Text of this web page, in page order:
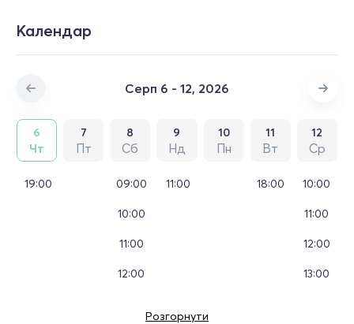
Календар
Серп 6 - 12, 2026
6
Чт
7
Пт
8
Сб
9
Нд
10
Пн
11
Вт
12
Ср
19:00 09:00
10:00
11:00
12:00
11:00 18:00 10:00
11:00
12:00
13:00
Розгорнути